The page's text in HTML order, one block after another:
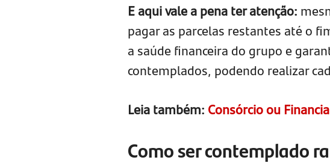
E aqui vale a pena ter atenção:
pagar as parcelas restantes até o
a saúde financeira do grupo e
contemplados, podendo realizar
Leia também: Consórcio ou
Como ser contemplado